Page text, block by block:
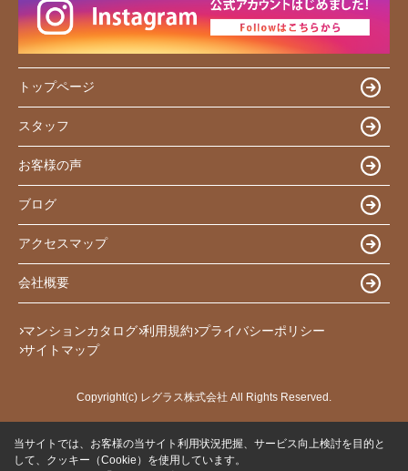
トップページ
スタッフ
お客様の声
ブログ
アクセスマップ
会社概要
マンションカタログ 利用規約 プライバシーポリシー
サイトマップ
Copyright(c) レグラス株式会社 All Rights Reserved.
当サイトでは、お客様の当サイト利用状況把握、サービス向上検討を目的と
して、クッキー（Cookie）を使用しています。